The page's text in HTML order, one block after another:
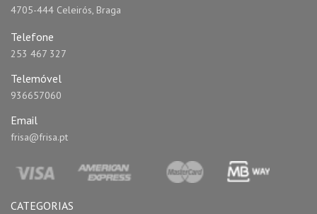
4705-444 Celeirós, Braga
Telefone
253 467 327
Telemóvel
936657060
Email
frisa@frisa.pt
CATEGORIAS